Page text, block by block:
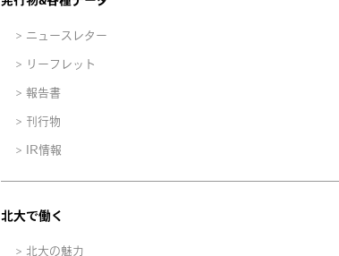
ニュースレター
リーフレット
報告書
刊行物
IR情報
北大で働く
北大の魅力